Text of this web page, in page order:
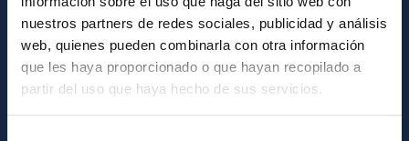
nuestros partners de redes sociales, publicidad y análisis
web, quienes pueden combinarla con otra información
que les haya proporcionado o que hayan recopilado a
partir del uso que haya hecho de sus servicios.
GENERAL INFORMATION
Contact
How to get to the IAC